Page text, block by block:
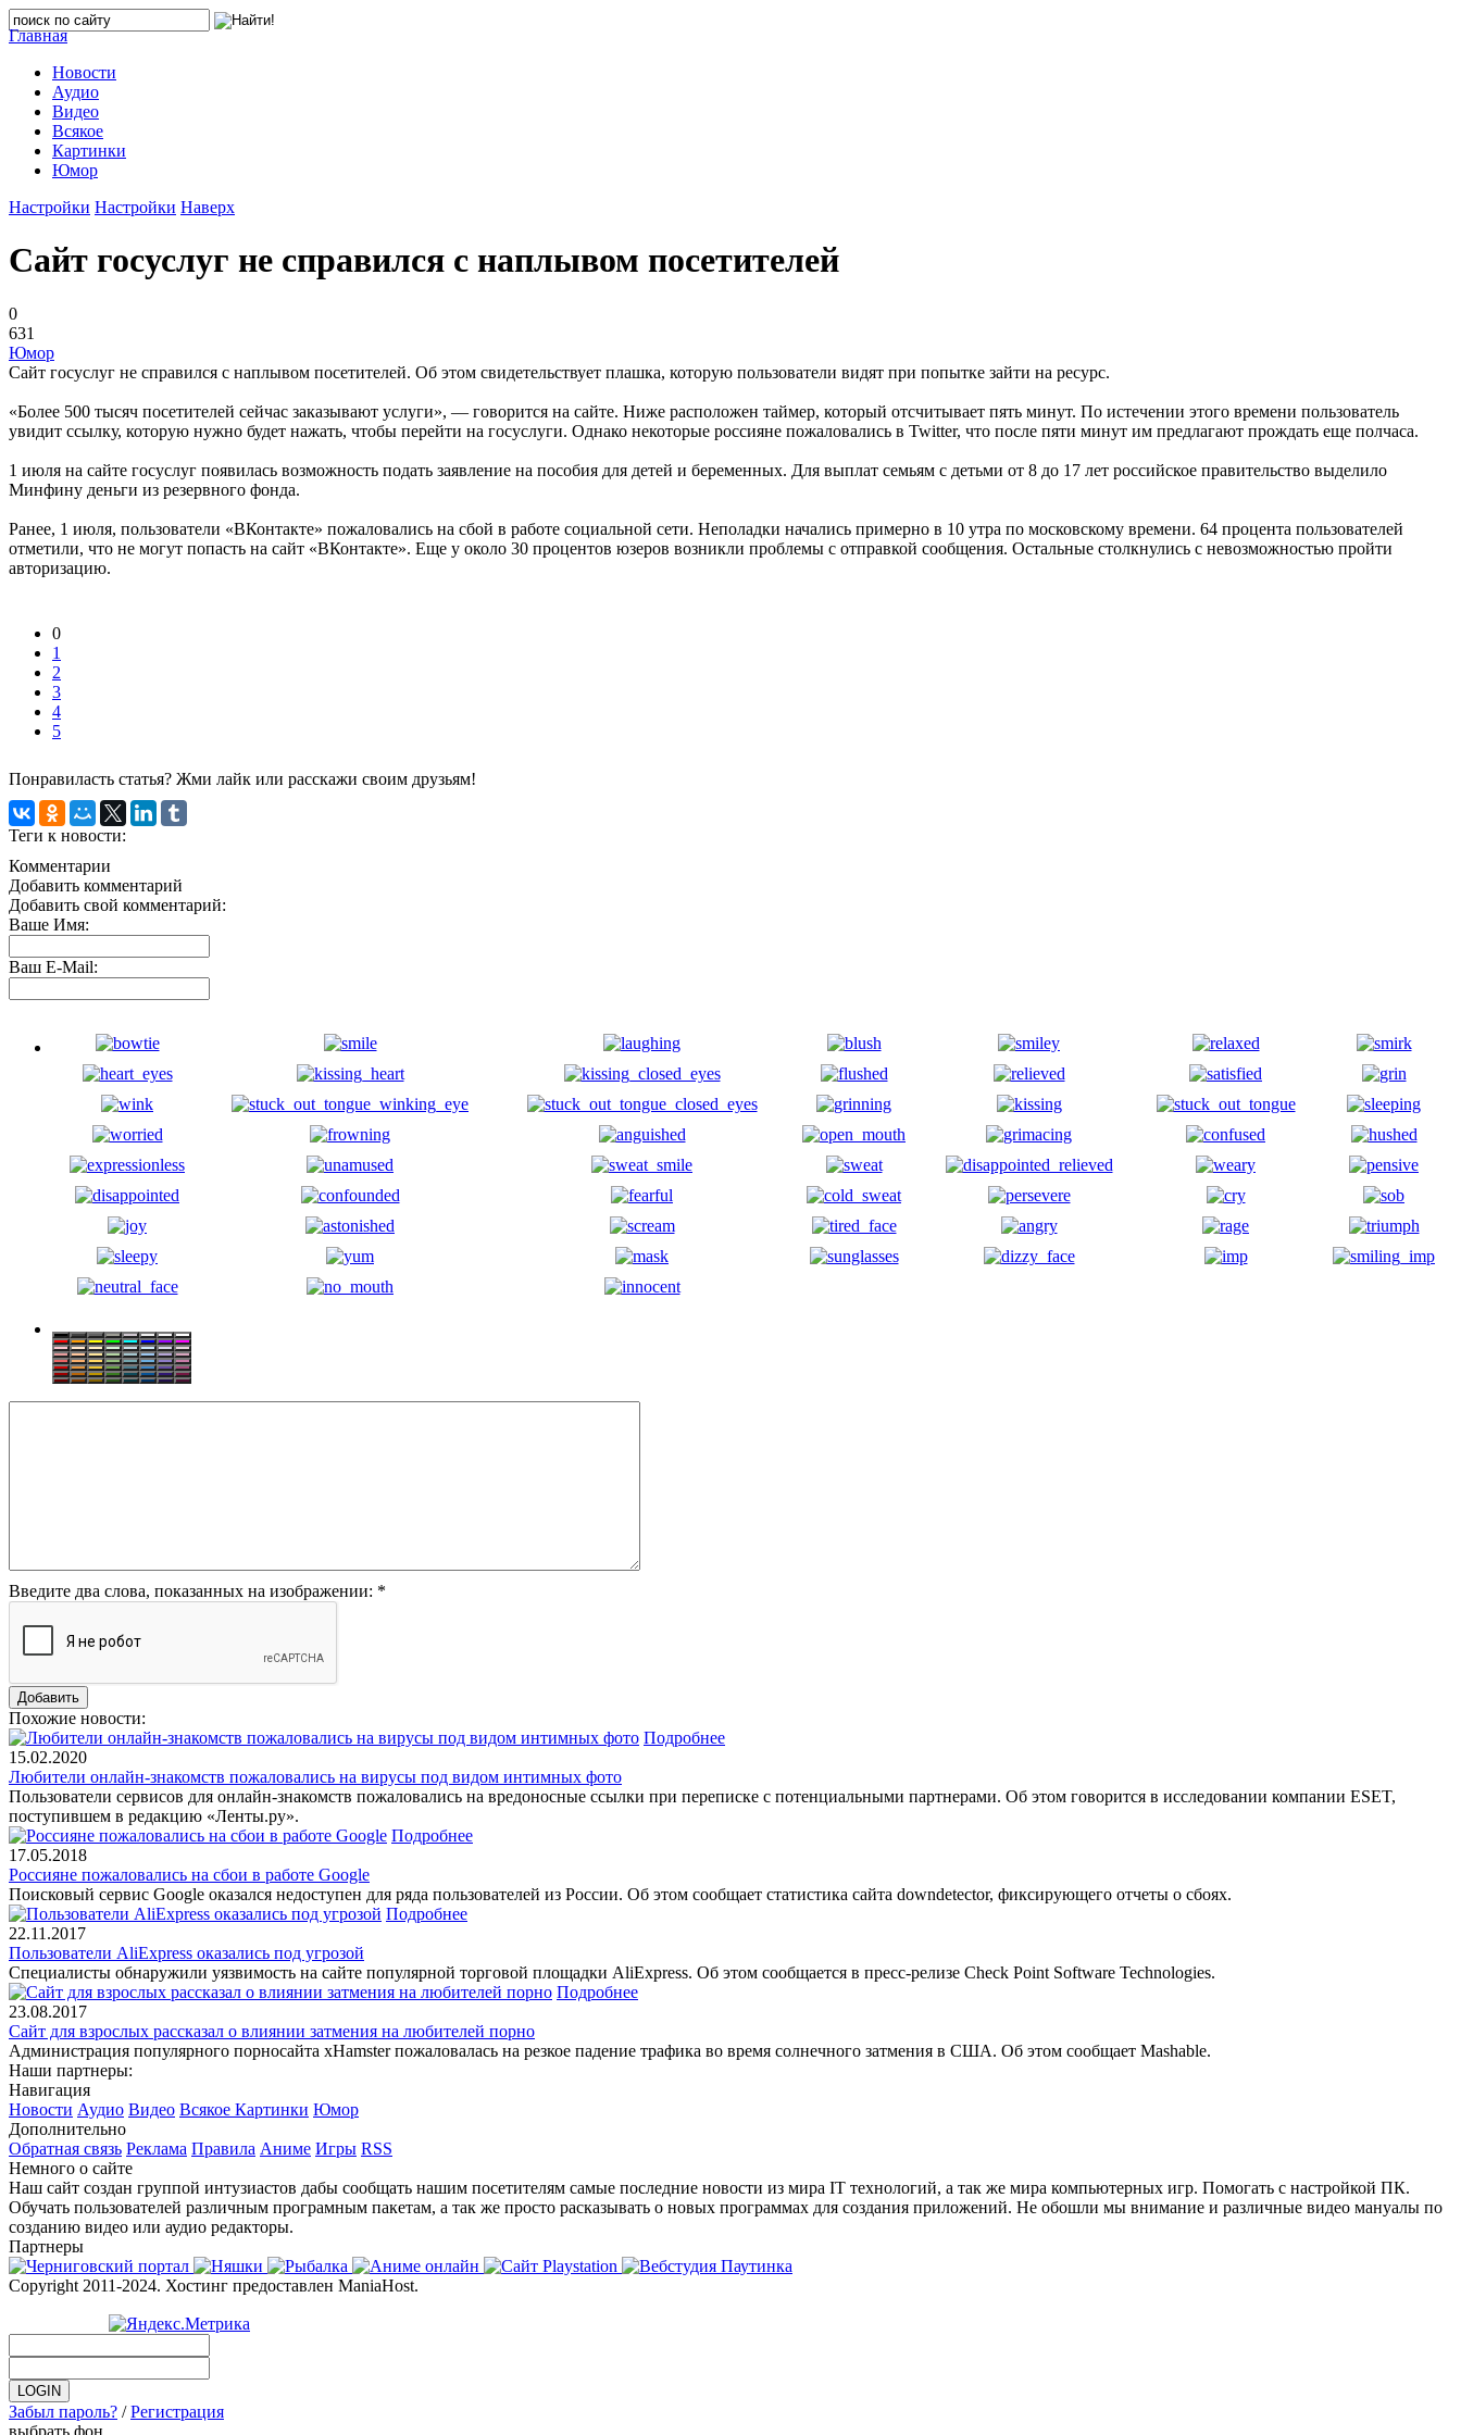
Главная
Новости
Аудио
Видео
Всякое
Картинки
Юмор
Настройки Настройки Наверх
Сайт госуслуг не справился с наплывом посетителей
0
631
Юмор
Сайт госуслуг не справился с наплывом посетителей. Об этом свидетельствует плашка, которую пользователи видят при попытке зайти на ресурс.
«Более 500 тысяч посетителей сейчас заказывают услуги», — говорится на сайте. Ниже расположен таймер, который отсчитывает пять минут. По истечении этого времени пользователь
увидит ссылку, которую нужно будет нажать, чтобы перейти на госуслуги. Однако некоторые россияне пожаловались в Twitter, что после пяти минут им предлагают прождать еще полчаса.
1 июля на сайте госуслуг появилась возможность подать заявление на пособия для детей и беременных. Для выплат семьям с детьми от 8 до 17 лет российское правительство выделило
Минфину деньги из резервного фонда.
Ранее, 1 июля, пользователи «ВКонтакте» пожаловались на сбой в работе социальной сети. Неполадки начались примерно в 10 утра по московскому времени. 64 процента пользователей
отметили, что не могут попасть на сайт «ВКонтакте». Еще у около 30 процентов юзеров возникли проблемы с отправкой сообщения. Остальные столкнулись с невозможностью пройти
авторизацию.
0
1
2
3
4
5
Понравиласть статья? Жми лайк или расскажи своим друзьям!
Теги к новости:
Комментарии
Добавить комментарий
Добавить свой комментарий:
Ваше Имя:
Ваш E-Mail:
Введите два слова, показанных на изображении: *
Похожие новости:
Подробнее
15.02.2020
Любители онлайн-знакомств пожаловались на вирусы под видом интимных фото
Пользователи сервисов для онлайн-знакомств пожаловались на вредоносные ссылки при переписке с потенциальными партнерами. Об этом говорится в исследовании компании ESET,
поступившем в редакцию «Ленты.ру».
Подробнее
17.05.2018
Россияне пожаловались на сбои в работе Google
Поисковый сервис Google оказался недоступен для ряда пользователей из России. Об этом сообщает статистика сайта downdetector, фиксирующего отчеты о сбоях.
Подробнее
22.11.2017
Пользователи AliExpress оказались под угрозой
Специалисты обнаружили уязвимость на сайте популярной торговой площадки AliExpress. Об этом сообщается в пресс-релизе Check Point Software Technologies.
Подробнее
23.08.2017
Сайт для взрослых рассказал о влиянии затмения на любителей порно
Администрация популярного порносайта xHamster пожаловалась на резкое падение трафика во время солнечного затмения в США. Об этом сообщает Mashable.
Наши партнеры:
Навигация
Новости Аудио Видео Всякое Картинки Юмор
Дополнительно
Обратная связь Реклама Правила Аниме Игры RSS
Немного о сайте
Наш сайт создан группой интузиастов дабы сообщать нашим посетителям самые последние новости из мира IT технологий, а так же мира компьютерных игр. Помогать с настройкой ПК.
Обучать пользователей различным програмным пакетам, а так же просто расказывать о новых программах для создания приложений. Не обошли мы внимание и различные видео мануалы по
созданию видео или аудио редакторы.
Партнеры
Copyright 2011-2024. Хостинг предоставлен ManiaHost.
Забыл пароль? /Регистрация
выбрать фон